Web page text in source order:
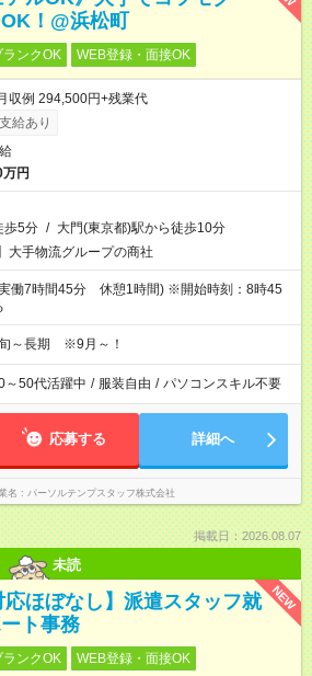
！@浜松町
ランクOK WEB登録・面接OK
例 294,500円+残業代
給あり
円
歩5分 / 大門(東京都)駅から徒歩10分
大手物流グループの商社
働7時間45分 休憩1時間) ※開始時刻：8時45
～長期 ※9月～！
～50代活躍中 / 服装自由 / パソコンスキル不要
応募する 詳細へ
名 パーソルテンプスタッフ株式会社
掲載日：2026.08.07
未読
NEW
ほぼなし】派遣スタッフ就
ト事務
ランクOK WEB登録・面接OK